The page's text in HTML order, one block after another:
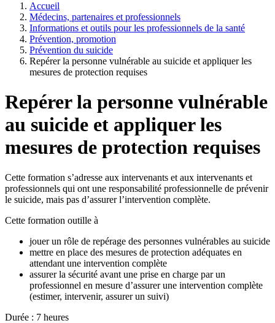
Accueil
Médecins, partenaires et professionnels
Informations et outils pour les professionnels de la santé
Prévention, promotion
Prévention du suicide
Repérer la personne vulnérable au suicide et appliquer les
mesures de protection requises
Repérer la personne vulnérable
au suicide et appliquer les
mesures de protection requises
Cette formation s’adresse aux intervenants et aux intervenants et
professionnels qui ont une responsabilité professionnelle de prévenir
le suicide, mais pas d’assurer l’intervention complète.
Cette formation outille à
jouer un rôle de repérage des personnes vulnérables au suicide
mettre en place des mesures de protection adéquates en
attendant une intervention complète
assurer la sécurité avant une prise en charge par un
professionnel en mesure d’assurer une intervention complète
(estimer, intervenir, assurer un suivi)
Durée : 7 heures